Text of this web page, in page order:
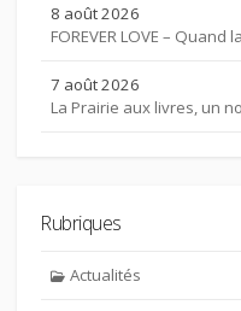
8 août 2026
FOREVER LOVE –
7 août 2026
La Prairie aux livres, un
Rubriques
Actualités